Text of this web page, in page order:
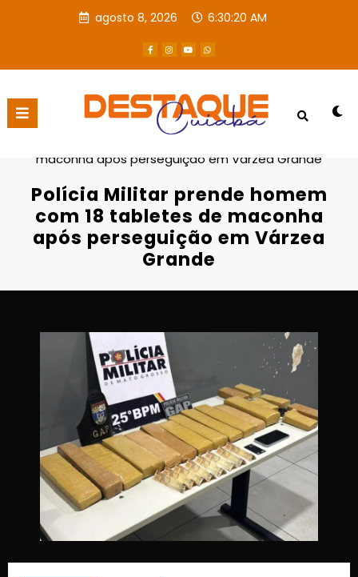
agosto 8, 2026 6:30:21 AM
Página inicial
Destaques
maconha após perseguição em Várzea Grande
Polícia Militar prende homem
com 18 tabletes de maconha
após perseguição em Várzea
Grande